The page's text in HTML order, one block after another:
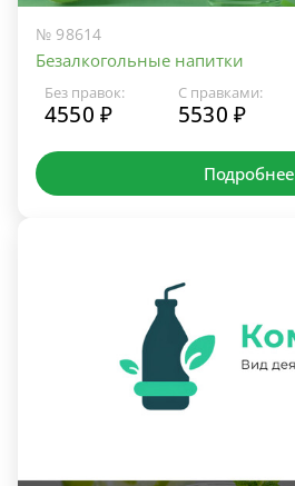
№ 98614
Безалкогольные напитки
Без правок:
4550 ₽
С правками:
5530 ₽
Подробнее